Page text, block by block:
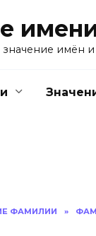
имён
ФАМИЛИИ »